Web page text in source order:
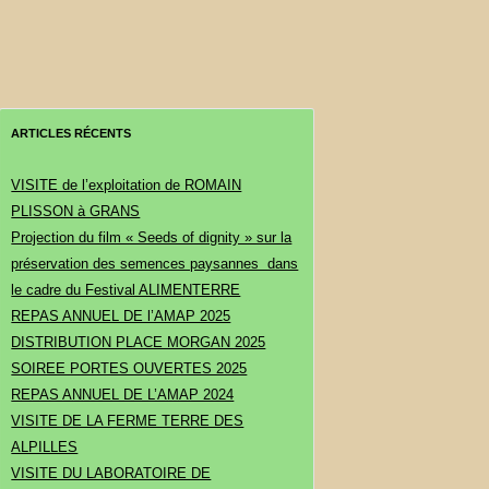
ARTICLES RÉCENTS
VISITE de l’exploitation de ROMAIN
PLISSON à GRANS
Projection du film « Seeds of dignity » sur la
préservation des semences paysannes dans
le cadre du Festival ALIMENTERRE
REPAS ANNUEL DE l’AMAP 2025
DISTRIBUTION PLACE MORGAN 2025
SOIREE PORTES OUVERTES 2025
REPAS ANNUEL DE L’AMAP 2024
VISITE DE LA FERME TERRE DES
ALPILLES
VISITE DU LABORATOIRE DE